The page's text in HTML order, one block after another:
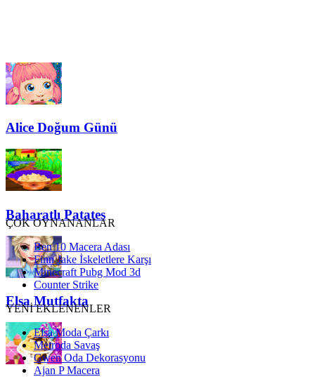
Alice Doğum Günü
Baharatlı Patates
Elsa Mutfakta
ÇOK OYNANANLAR
Ben 10 Macera Adası
Finn Jake İskeletlere Karşı
Minecraft Pubg Mod 3d
Counter Strike
YENİ EKLENENLER
Elsa Moda Çarkı
Metroda Savaş
Gwen Oda Dekorasyonu
Ajan P Macera